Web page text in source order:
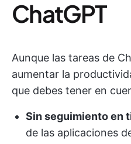
ChatGPT
Aunque las tareas de
aumentar la
que debes tener en
Sin seguimiento en
de las aplicaciones